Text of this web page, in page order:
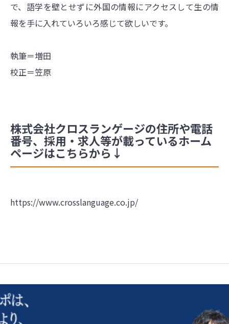
で、語学を壁とせずに外国の情報にアクセスして生の情
報を手に入れていろいろ感じて欲しいです。
執筆＝増田
校正＝笠原
株式会社クロスランゲージの住所や電話
番号、採用・求人等が載っているホーム
ページはこちらから↓
https://www.crosslanguage.co.jp/